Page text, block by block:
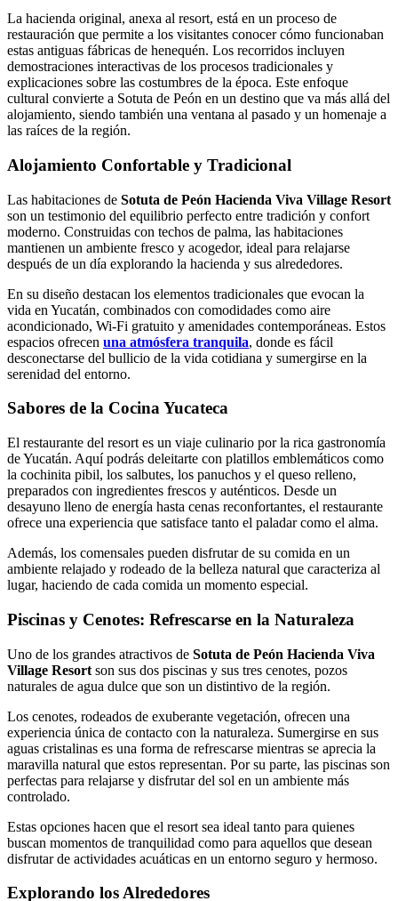
La hacienda original, anexa al resort, está en un proceso de
restauración que permite a los visitantes conocer cómo funcionaban
estas antiguas fábricas de henequén. Los recorridos incluyen
demostraciones interactivas de los procesos tradicionales y
explicaciones sobre las costumbres de la época. Este enfoque
cultural convierte a Sotuta de Peón en un destino que va más allá del
alojamiento, siendo también una ventana al pasado y un homenaje a
las raíces de la región.
Alojamiento Confortable y Tradicional
Las habitaciones de Sotuta de Peón Hacienda Viva Village Resort
son un testimonio del equilibrio perfecto entre tradición y confort
moderno. Construidas con techos de palma, las habitaciones
mantienen un ambiente fresco y acogedor, ideal para relajarse
después de un día explorando la hacienda y sus alrededores.
En su diseño destacan los elementos tradicionales que evocan la
vida en Yucatán, combinados con comodidades como aire
acondicionado, Wi-Fi gratuito y amenidades contemporáneas. Estos
espacios ofrecen una atmósfera tranquila, donde es fácil
desconectarse del bullicio de la vida cotidiana y sumergirse en la
serenidad del entorno.
Sabores de la Cocina Yucateca
El restaurante del resort es un viaje culinario por la rica gastronomía
de Yucatán. Aquí podrás deleitarte con platillos emblemáticos como
la cochinita pibil, los salbutes, los panuchos y el queso relleno,
preparados con ingredientes frescos y auténticos. Desde un
desayuno lleno de energía hasta cenas reconfortantes, el restaurante
ofrece una experiencia que satisface tanto el paladar como el alma.
Además, los comensales pueden disfrutar de su comida en un
ambiente relajado y rodeado de la belleza natural que caracteriza al
lugar, haciendo de cada comida un momento especial.
Piscinas y Cenotes: Refrescarse en la Naturaleza
Uno de los grandes atractivos de Sotuta de Peón Hacienda Viva
Village Resort son sus dos piscinas y sus tres cenotes, pozos
naturales de agua dulce que son un distintivo de la región.
Los cenotes, rodeados de exuberante vegetación, ofrecen una
experiencia única de contacto con la naturaleza. Sumergirse en sus
aguas cristalinas es una forma de refrescarse mientras se aprecia la
maravilla natural que estos representan. Por su parte, las piscinas son
perfectas para relajarse y disfrutar del sol en un ambiente más
controlado.
Estas opciones hacen que el resort sea ideal tanto para quienes
buscan momentos de tranquilidad como para aquellos que desean
disfrutar de actividades acuáticas en un entorno seguro y hermoso.
Explorando los Alrededores